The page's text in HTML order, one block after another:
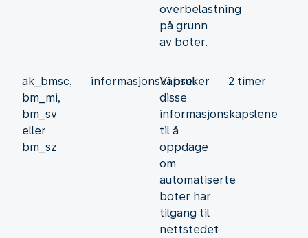
overbelastning
på grunn
av boter.
ak_bmsc,
bm_mi,
bm_sv
eller
bm_sz
informasjonskapsel
Vi bruker
disse
informasjonskapslene
til å
oppdage
om
automatiserte
boter har
tilgang til
nettstedet
2 timer